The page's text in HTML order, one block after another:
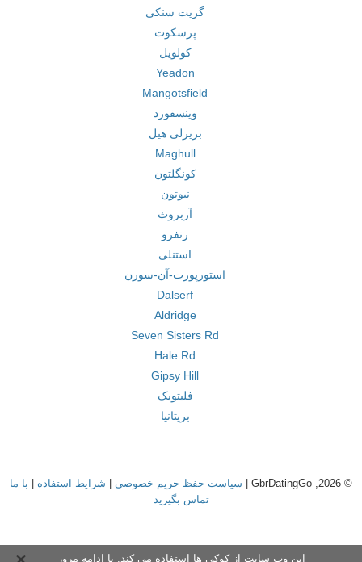
گریت سنکی
پرسکوت
کولویل
Yeadon
Mangotsfield
وینسفورد
بریرلی هیل
Maghull
کونگلتون
نیوتون
آربروث
رنفرو
استنلی
استورپورت-آن-سورن
Dalserf
Aldridge
Seven Sisters Rd
Hale Rd
Gipsy Hill
فلیتویک
بریتانیا
© 2026, GbrDatingGo | سیاست حفظ حریم خصوصی شرایط استفاده
با ما
تماس بگیرید
این وب سایت از کوکی ها استفاده می کند. با ادامه مرور